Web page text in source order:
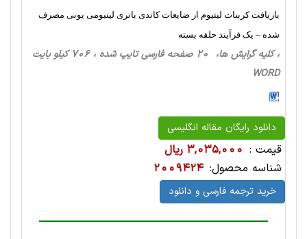
بازیافت کربنات لیتیوم از ضایعات کاتدی باتری لیتیومی یونی مصرف
شده – یک فرآیند حلقه بسته
، کلیه گرایش ها، 20 صفحه فارسی تایپ شده ، 706 کیلو بایت
WORD
دانلود رایگان مقاله انگلیسی
قیمت : 3,035,000 ریال
شناسه محصول: 2009424
خرید ترجمه فارسی و دانلود